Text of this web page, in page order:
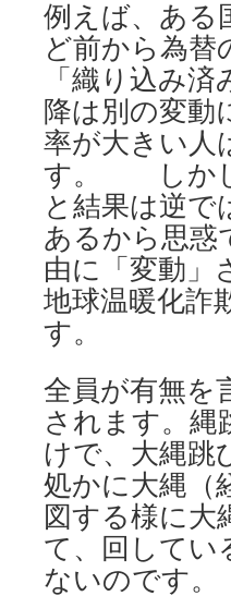
例えば、ある
ど前から為替
「織り込み
降は別の変動
率が大きい人
す。 しかし
と結果は逆で
あるから思惑
由に「変動
地球温暖化詐
す。
全員が有無を
されます。縄
けで、大縄
処かに大縄（
図する様に
て、回してい
ないのです